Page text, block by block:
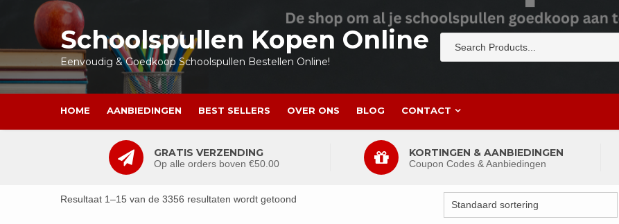
inhoud
Schoolspullen Kopen Online
Eenvoudig & Goedkoop Schoolspullen Bestellen Online!
HOME AANBIEDINGEN BEST SELLERS OVER ONS BLOG CONTACT
GRATIS VERZENDING
Op alle orders boven €50.00
KORTINGEN & AANBIEDINGEN
Coupon Codes & Aanbiedingen
Resultaat 1–15 van de 3356 resultaten wordt getoond